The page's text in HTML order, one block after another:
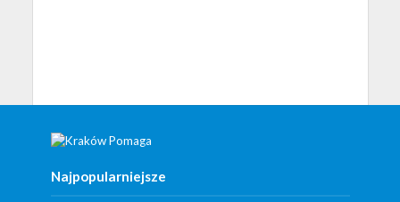
Najpopularniejsze